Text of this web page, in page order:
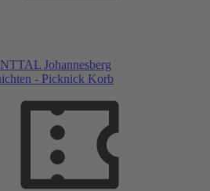
Johannesberg
- Picknick Korb